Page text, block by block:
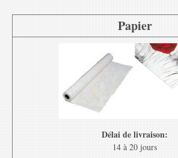
Papier
Délai de livraison:
14 à 20 jours